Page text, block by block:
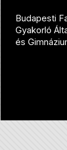
Budapesti
Gyakorló
és